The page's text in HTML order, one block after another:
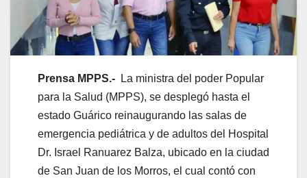
Prensa MPPS.- La ministra del poder Popular
para la Salud (MPPS), se desplegó hasta el
estado Guárico reinaugurando las salas de
emergencia pediátrica y de adultos del Hospital
Dr. Israel Ranuarez Balza, ubicado en la ciudad
de San Juan de los Morros, el cual contó con